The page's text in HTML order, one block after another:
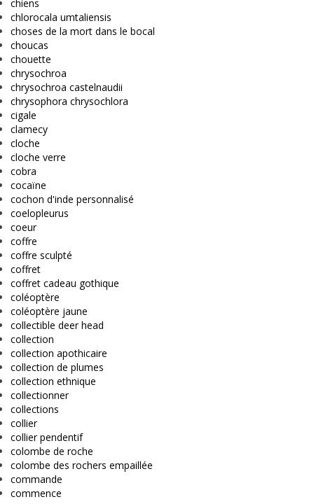
chiens
chlorocala umtaliensis
choses de la mort dans le bocal
choucas
chouette
chrysochroa
chrysochroa castelnaudii
chrysophora chrysochlora
cigale
clamecy
cloche
cloche verre
cobra
cocaïne
cochon d'inde personnalisé
coelopleurus
coeur
coffre
coffre sculpté
coffret
coffret cadeau gothique
coléoptère
coléoptère jaune
collectible deer head
collection
collection apothicaire
collection de plumes
collection ethnique
collectionner
collections
collier
collier pendentif
colombe de roche
colombe des rochers empaillée
commande
commence